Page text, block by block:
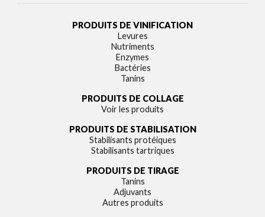
PRODUITS DE VINIFICATION
Levures
Nutriments
Enzymes
Bactéries
Tanins
PRODUITS DE COLLAGE
Voir les produits
PRODUITS DE STABILISATION
Stabilisants protéiques
Stabilisants tartriques
PRODUITS DE TIRAGE
Tanins
Adjuvants
Autres produits